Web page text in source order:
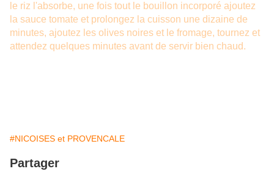
le riz l'absorbe, une fois tout le bouillon incorporé ajoutez
la sauce tomate et prolongez la cuisson une dizaine de
minutes, ajoutez les olives noires et le fromage, tournez et
attendez quelques minutes avant de servir bien chaud.
#NICOISES et PROVENCALE
Partager